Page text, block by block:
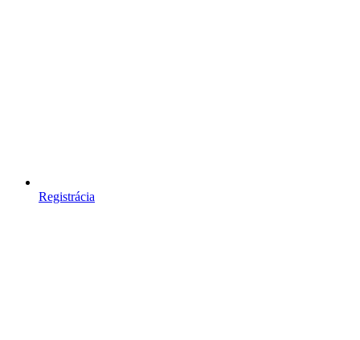
Registrácia